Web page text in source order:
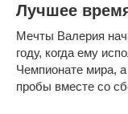
Лучшее
Мечты Валерия
году, когда ему
Чемпионате мира,
пробы вместе со